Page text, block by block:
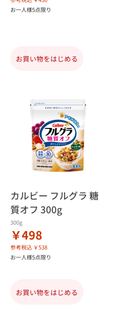
お一人様5点限り
お買い物をはじめる
カルビー フルグラ 糖
質オフ 300g
300g
￥498
参考税込 ￥538
お一人様5点限り
お買い物をはじめる